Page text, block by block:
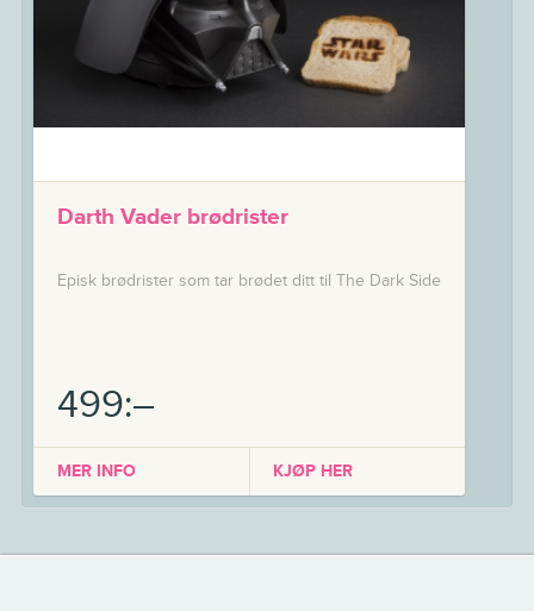
Darth Vader brødrister
Episk brødrister som tar brødet ditt til The Dark Side
499:–
MER INFO KJØP HER